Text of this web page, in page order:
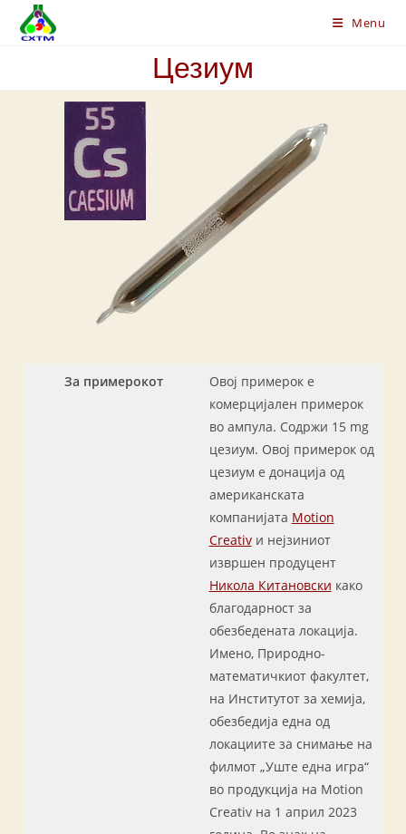
Menu
Цезиум
За примерокот
Овој примерок е
комерцијален примерок
во ампула. Содржи 15 mg
цезиум. Овој примерок од
цезиум е донација од
американската
компанијата Motion
Creativи нејзиниот
извршен продуцент
Никола Китановски како
благодарност за
обезбедената локација.
Имено, Природно-
математичкиот факултет,
на Институтот за хемија,
обезбедија една од
локациите за снимање на
филмот „Уште една игра“
во продукција на Motion
Creativ на 1 април 2023